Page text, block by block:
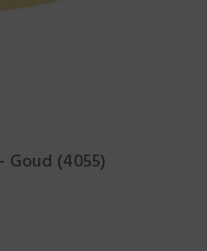
Goud (4055)